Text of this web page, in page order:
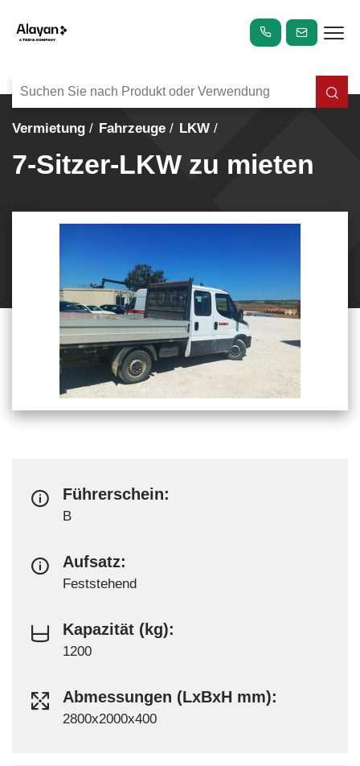
Vermietung Fahrzeuge LKW
7-Sitzer-LKW zu mieten
Führerschein:
B
Aufsatz:
Feststehend
Kapazität (kg):
1200
Abmessungen (LxBxH mm):
2800x2000x400